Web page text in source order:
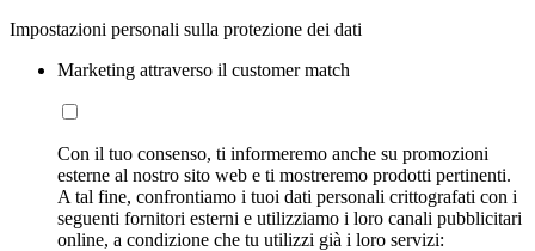
Impostazioni personali sulla protezione dei dati
Marketing attraverso il customer match
Con il tuo consenso, ti informeremo anche su promozioni
esterne al nostro sito web e ti mostreremo prodotti pertinenti.
A tal fine, confrontiamo i tuoi dati personali crittografati con i
seguenti fornitori esterni e utilizziamo i loro canali pubblicitari
online, a condizione che tu utilizzi già i loro servizi: